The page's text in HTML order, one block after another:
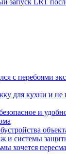
с перебоями
для кухни и не
и
и системы
хочется